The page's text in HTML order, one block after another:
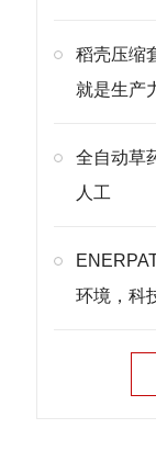
稻壳压缩
就是生产
全自动草
人工
环境，科